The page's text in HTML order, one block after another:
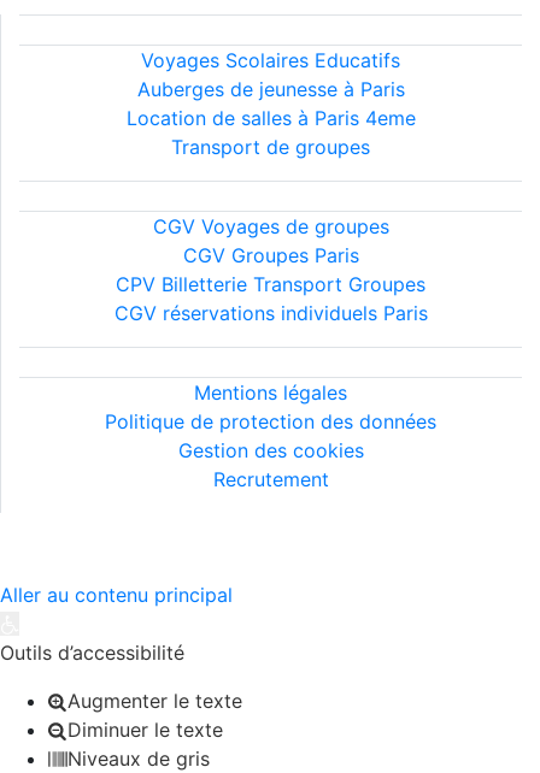
Voyages Scolaires Educatifs
Auberges de jeunesse à Paris
Location de salles à Paris 4eme
Transport de groupes
CGV Voyages de groupes
CGV Groupes Paris
CPV Billetterie Transport Groupes
CGV réservations individuels Paris
Mentions légales
Politique de protection des données
Gestion des cookies
Recrutement
Aller au contenu principal
Outils d’accessibilité
Augmenter le texte
Diminuer le texte
Niveaux de gris